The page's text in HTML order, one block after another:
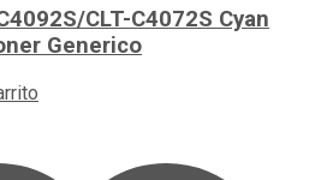
CLT-C4072S Cyan
Generico